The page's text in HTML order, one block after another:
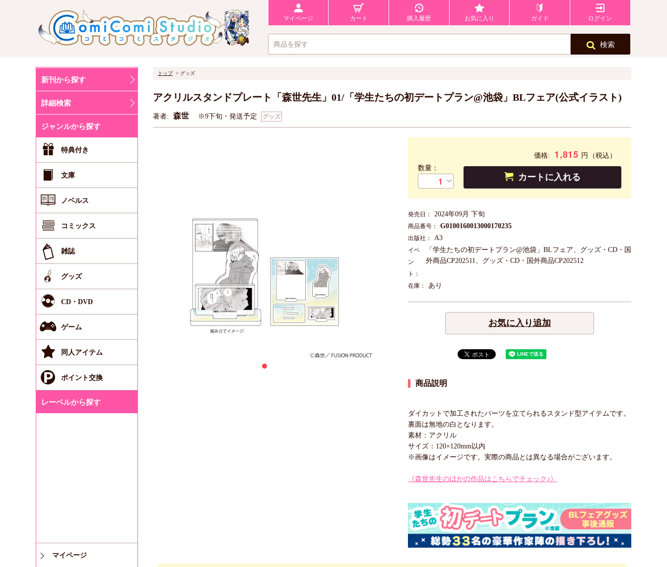
マイページ カート 購入履歴 お気に入り ガイド ログイン
検索
新刊から探す
詳細検索
ジャンルから探す
特典付き
文庫
ノベルス
コミックス
雑誌
グッズ
CD・DVD
ゲーム
同人アイテム
ポイント交換
レーベルから探す
マイページ
トップ グッズ
アクリルスタンドプレート「森世先生」01/「学生たちの初デートプラン@池袋」BLフェア(公式イラスト)
著者: 森世 ※9下旬・発送予定 グッズ
価格: 1,815 円
（税込）
数量：
カートに入れる
発売日： 2024年09月 下旬
商品番号： G0100160013000170235
出版社： A3
イベ
ン
ト：
「学生たちの初デートプラン@池袋」BLフェア、グッズ・CD・国
外商品CP202511、グッズ・CD・国外商品CP202512
在庫： あり
お気に入り追加
商品説明
ダイカットで加工されたパーツを立てられるスタンド型アイテムです。
裏面は無地の白となります。
素材：アクリル
サイズ：120×120mm以内
※画像はイメージです。実際の商品とは異なる場合がございます。
《森世先生のほかの作品はこちらでチェック♪》